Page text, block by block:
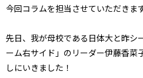
今回コラムを担当させていただきま
先日、我が母校である日体大と昨シ
ーム右サイド」のリーダー伊藤香菜
しにいきました！